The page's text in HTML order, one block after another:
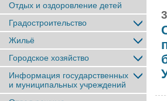
Отдых и оздоровление детей
Градостроительство
Жильё
Городское хозяйство
Информация государственных
и муниципальных учреждений